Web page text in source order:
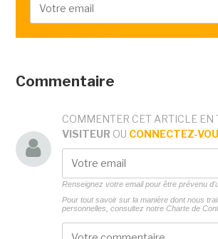
Commentaire
COMMENTER CET ARTICLE EN
VISITEUR OU CONNECTEZ-
Renseignez votre email pour être prévenu
Pour tout savoir sur la manière dont nous
personnelles, consultez notre Charte de